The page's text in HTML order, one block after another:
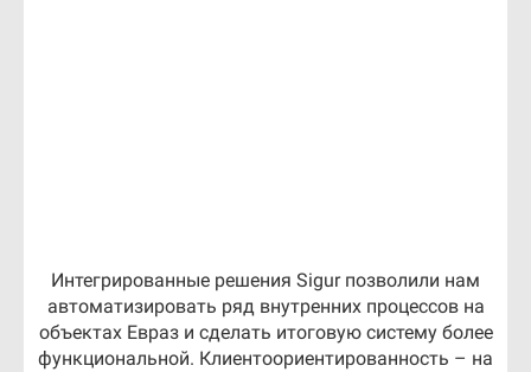
Интегрированные решения Sigur позволили нам
автоматизировать ряд внутренних процессов на
объектах Евраз и сделать итоговую систему более
функциональной. Клиентоориентированность – на